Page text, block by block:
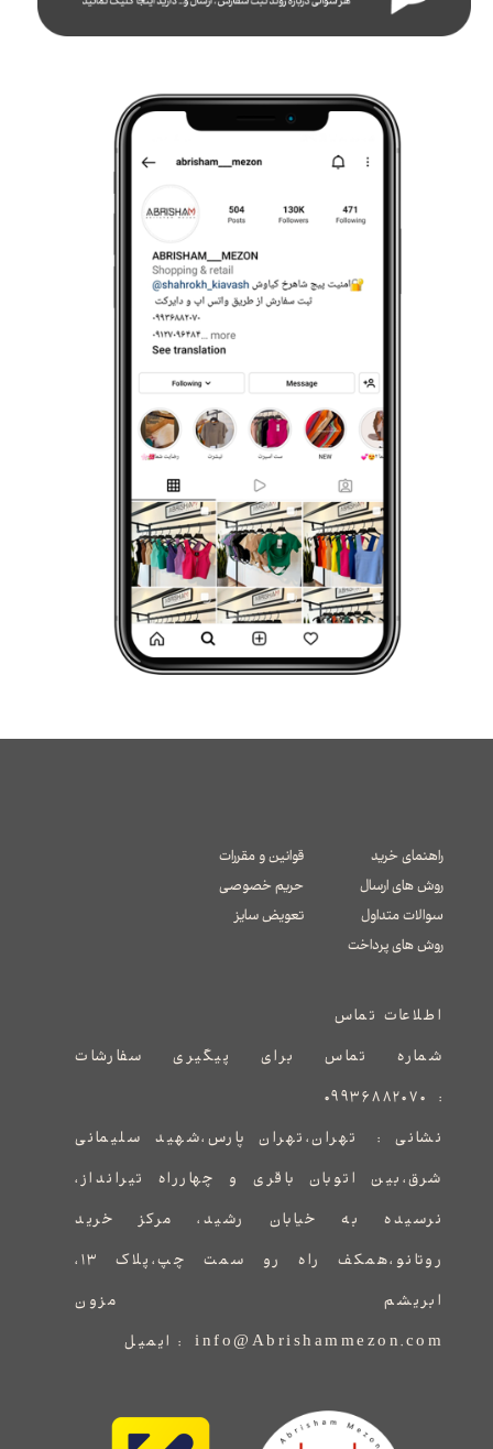
راهنمای خرید
روش های ارسال
سوالات متداول
​​​​​​​روش های پرداخت
قوانین و مقررات
حریم خصوصی
تعویض سایز
اطلاعات تماس
شماره تماس برای پیگیری سفارشات
: ۰۹۹۳۶۸۸۲۰۷۰
نشانی : ​​​​​​​​​​​​​​تهران،تهران پارس،شهید سلیمانی
شرق،بین اتوبان باقری و چهارراه تیرانداز،
نرسیده به خیابان رشید، مرکز خرید
روتانو،همکف راه رو سمت چپ،پلاک ۱۳،
ابریشم مزون
info@Abrishammezon.com : ایمیل